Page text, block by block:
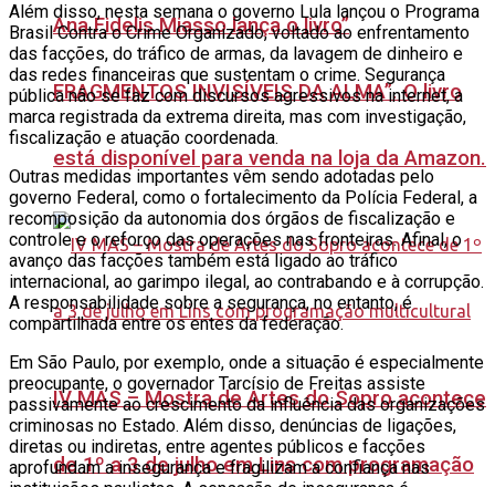
Ana Fidelis Miasso lança o livro”
FRAGMENTOS INVISÍVEIS DA ALMA”. O livro
está disponível para venda na loja da Amazon.
IV MAS – Mostra de Artes do Sopro acontece
de 1º a 3 de julho em Lins com programação
Além disso, nesta semana o governo Lula lançou o Programa
Brasil Contra o Crime Organizado, voltado ao enfrentamento
das facções, do tráfico de armas, da lavagem de dinheiro e
das redes financeiras que sustentam o crime. Segurança
pública não se faz com discursos agressivos na internet, a
marca registrada da extrema direita, mas com investigação,
fiscalização e atuação coordenada.
Outras medidas importantes vêm sendo adotadas pelo
governo Federal, como o fortalecimento da Polícia Federal, a
recomposição da autonomia dos órgãos de fiscalização e
controle e o reforço das operações nas fronteiras. Afinal, o
avanço das facções também está ligado ao tráfico
internacional, ao garimpo ilegal, ao contrabando e à corrupção.
A responsabilidade sobre a segurança, no entanto, é
compartilhada entre os entes da federação.
Em São Paulo, por exemplo, onde a situação é especialmente
preocupante, o governador Tarcísio de Freitas assiste
passivamente ao crescimento da influência das organizações
criminosas no Estado. Além disso, denúncias de ligações,
diretas ou indiretas, entre agentes públicos e facções
aprofundam a insegurança e fragilizam a confiança nas